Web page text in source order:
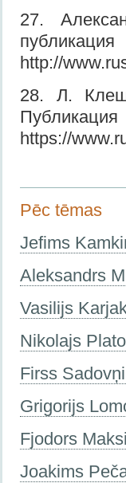
27.
http://
28. Л.
https://
Pēc tēmas
Jefims
Aleksandrs
Vasilijs
Nikolajs
Firss
Grigorijs
Fjodors
Joakims